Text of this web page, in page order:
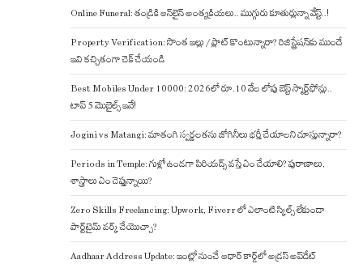
Online Funeral: తండ్రికి ఆన్‌లైన్ అంత్యక్రియలు.. ముగ్గురు కూతుర్లున్నా వేస్ట్..!
Property Verification: సొంత ఇల్లు / ప్లాట్ కొంటున్నారా? రిజిస్ట్రేషన్‌కు ముందే
ఇవి కచ్చితంగా చెక్ చేయండి
Best Mobiles Under 10000: 2026లో రూ.10 వేల లోపు బెస్ట్ స్మార్ట్‌ఫోన్లు..
టాప్ 5 మొబైల్స్ ఇవే!
Jogini vs Matangi: మాతంగి స్వర్ణలతను జోగినీలు భర్తీ చేయాలని చూస్తున్నారా?
Periods in Temple: గుళ్లో ఉండగా పిరియడ్స్ వస్తే ఏం చేయాలి? పురాణాలు,
శాస్త్రాలు ఏం చెప్తున్నాయి?
Zero Skills Freelancing: Upwork, Fiverr లో ఎలాంటి స్కిల్స్ లేకుండా
పార్ట్‌టైమ్ వర్క్ చేయొచ్చా?
Aadhaar Address Update: ఇంట్లో నుంచే ఆధార్ కార్డ్‌లో అడ్రస్ అప్‌డేట్